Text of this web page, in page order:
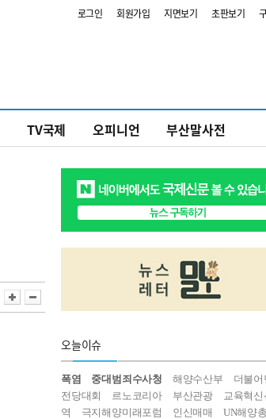
로그인 회원가입 지면보기 초판보기
TV국제 오피니언 부산말사전
오늘이슈
폭염 중대범죄수사청 해양수산부
더불
전당대회
르노코리아 부산관광
교육혁신
역
극지해양미래포럼 인신매매 UN해양